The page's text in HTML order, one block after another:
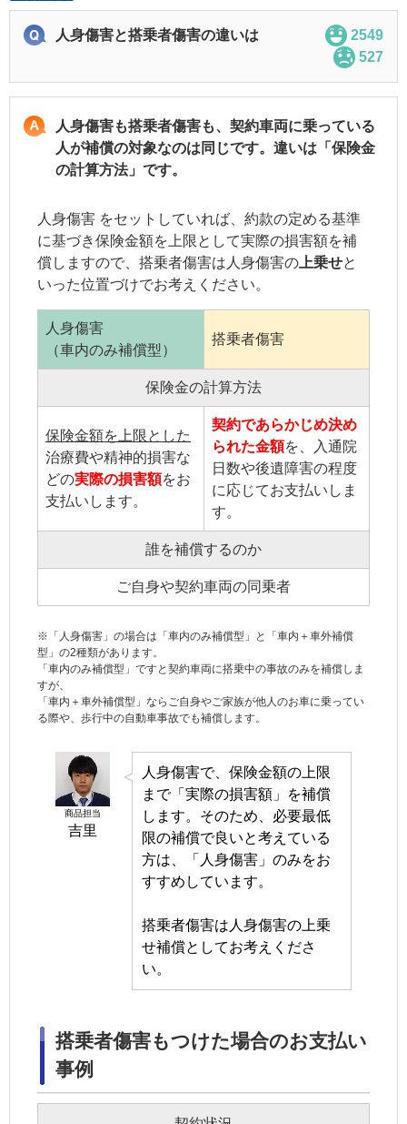
人身傷害と搭乗者傷害の違いは
2549
527
人身傷害も搭乗者傷害も、契約車両に乗っている
人が補償の対象なのは同じです。違いは「保険金
の計算方法」です。
人身傷害 をセットしていれば、約款の定める基準
に基づき保険金額を上限として実際の損害額を補
償しますので、搭乗者傷害は 人身傷害の 上乗せと
いった位置づけでお考えください。
人身傷害
（車内のみ補償型）
搭乗者傷害
保険金の計算方法
保険金額を上限とした
治療費や精神的損害な
どの実際の損害額をお
支払いします。
契約であらかじめ決め
られた金額を、入通院
日数や後遺障害の程度
に応じてお支払いしま
す。
誰を補償するのか
ご自身や契約車両の同乗者
※「 人身傷害 」の場合は「車内のみ補償型」と「車内＋車外補償
型」の2種類があります。
「車内のみ補償型」ですと 契約車両に搭乗中の事故のみを補償しま
すが、
「車内＋車外補償型」ならご自身やご家族が他人のお車に乗ってい
る際や、歩行中の自動車事故でも補償します。
商品担当
吉里
人身傷害で、保険金額の上限
まで「実際の損害額」を補償
します。そのため、必要最低
限の補償で良いと考えている
方は、「 人身傷害 」のみをお
すすめしています。
搭乗者傷害は 人身傷害の上乗
せ補償としてお考えくださ
い。
搭乗者傷害もつけた場合のお支払い
事例